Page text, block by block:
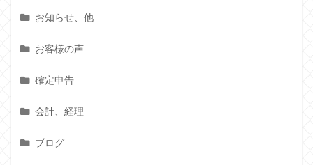
お知らせ、他
お客様の声
確定申告
会計、経理
ブログ